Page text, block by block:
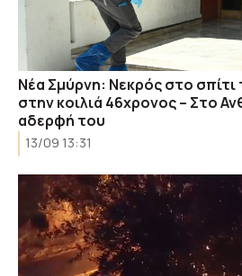
Νέα Σμύρνη: Νεκρός στο σπίτι
στην κοιλιά 46χρονος – Στο
αδερφή του
13/09 13:31